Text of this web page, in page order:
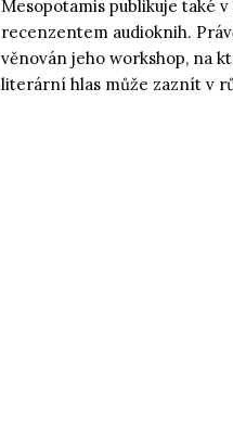
Mesopotamis publikuje také
recenzentem audioknih.
věnován jeho workshop, na
literární hlas může zaznít v